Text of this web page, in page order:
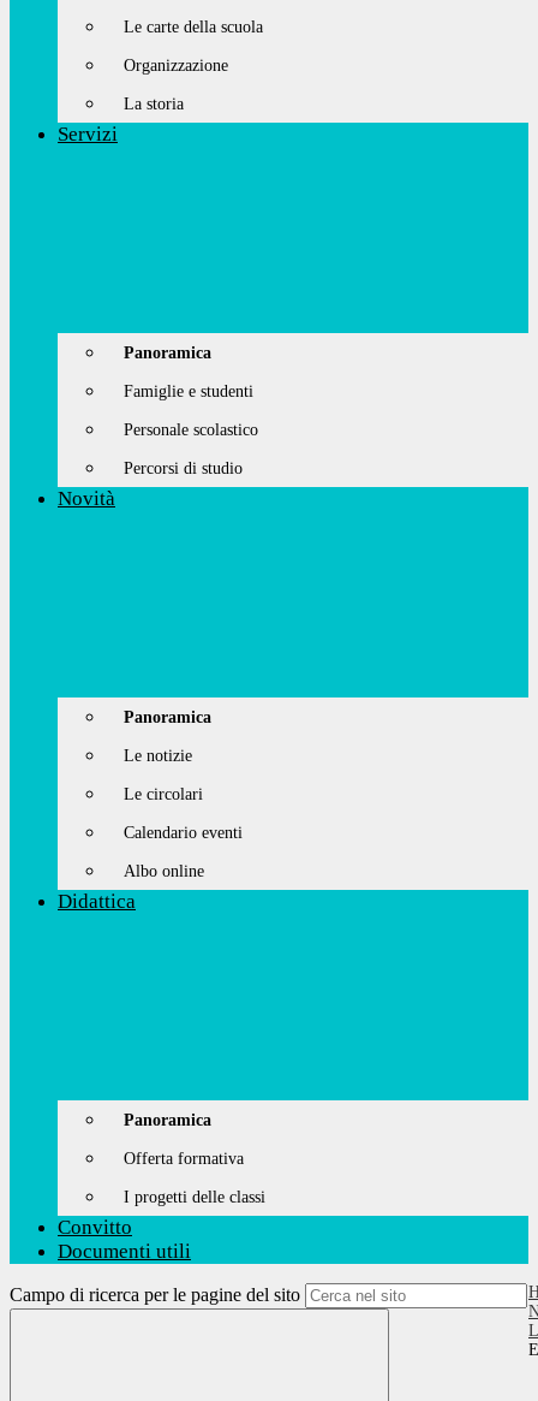
Le carte della scuola
Organizzazione
La storia
Servizi
Panoramica
Famiglie e studenti
Personale scolastico
Percorsi di studio
Novità
Panoramica
Le notizie
Le circolari
Calendario eventi
Albo online
Didattica
Panoramica
Offerta formativa
I progetti delle classi
Convitto
Documenti utili
Campo di ricerca per le pagine del sito